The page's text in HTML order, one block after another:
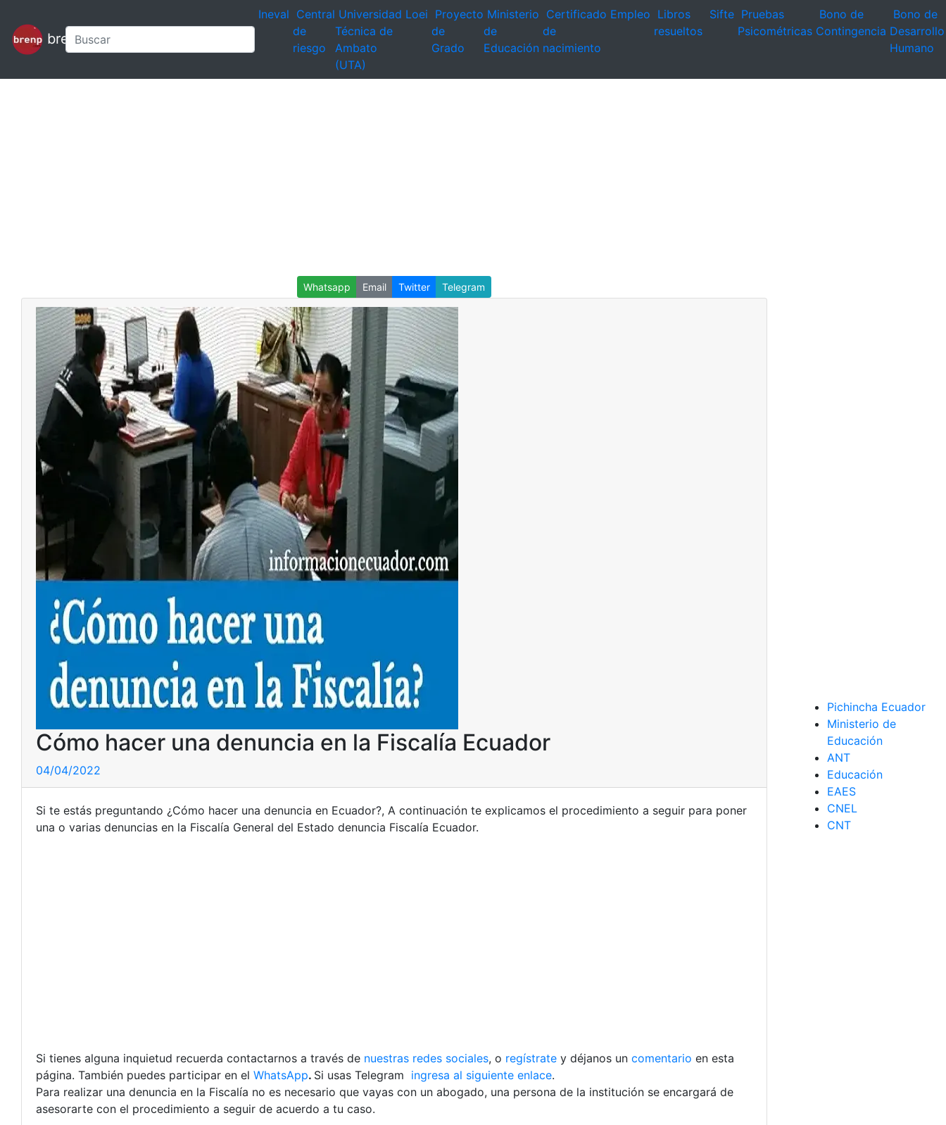
brenp
Ineval Central
de
riesgo
Universidad
Técnica de
Ambato
(UTA)
Loei Proyecto
de
Grado
Ministerio
de
Educación
Certificado
de
nacimiento
Empleo Libros
resueltos
Sifte Pruebas
Psicométricas
Bono de
Contingencia
Bono de
Desarrollo
Humano
Whatsapp Email Twitter Telegram
Cómo hacer una denuncia en la Fiscalía Ecuador
04/04/2022
Si te estás preguntando ¿Cómo hacer una denuncia en Ecuador?, A continuación te explicamos el procedimiento a seguir para poner
una o varias denuncias en la Fiscalía General del Estado denuncia Fiscalía Ecuador.
Si tienes alguna inquietud recuerda contactarnos a través de nuestras redes sociales, o regístrate y déjanos un comentario en esta
página. También puedes participar en el WhatsApp. Si usas Telegram ingresa al siguiente enlace.
Para realizar una denuncia en la Fiscalía no es necesario que vayas con un abogado, una persona de la institución se encargará de
asesorarte con el procedimiento a seguir de acuerdo a tu caso.
Pichincha Ecuador
Ministerio de
Educación
ANT
Educación
EAES
CNEL
CNT